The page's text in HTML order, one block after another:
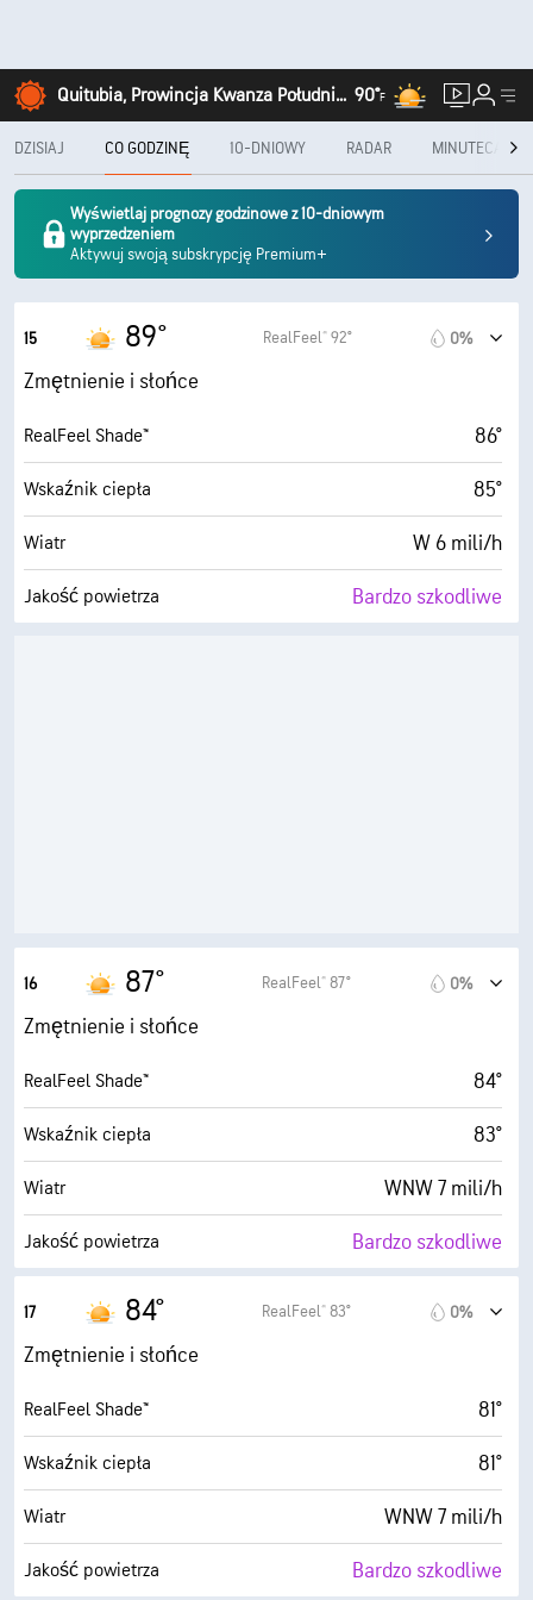
Quitubia, Prowincja Kwanza Południowa 90°F
DZISIAJ CO GODZINĘ 10-DNIOWY RADAR MINUTECAST®
Wyświetlaj prognozy godzinowe z 10-dniowym
wyprzedzeniem
Aktywuj swoją subskrypcję Premium+
15 89° RealFeel® 92° 0%
Zmętnienie i słońce
RealFeel Shade™ 86°
Wskaźnik ciepła 85°
Wiatr W 6 mili/h
Jakość powietrza Bardzo szkodliwe
Widoczność 5 mili
Pułap chmur
16 87° RealFeel® 87° 0%
Zmętnienie i słońce
RealFeel Shade™ 84°
Wskaźnik ciepła 83°
Wiatr WNW 7 mili/h
Jakość powietrza Bardzo szkodliwe
Maksymalny wskaźnik UV
Porywy wiatru
Wilgotność 15%
Punkt rosy 34° F
AccuLumen Brightness Index™ 10 (B. jasne)
Zachmurzenie 0%
17 84° RealFeel® 83° 0%
Zmętnienie i słońce
RealFeel Shade™ 81°
Wskaźnik ciepła 81°
Wiatr WNW 7 mili/h
Jakość powietrza Bardzo szkodliwe